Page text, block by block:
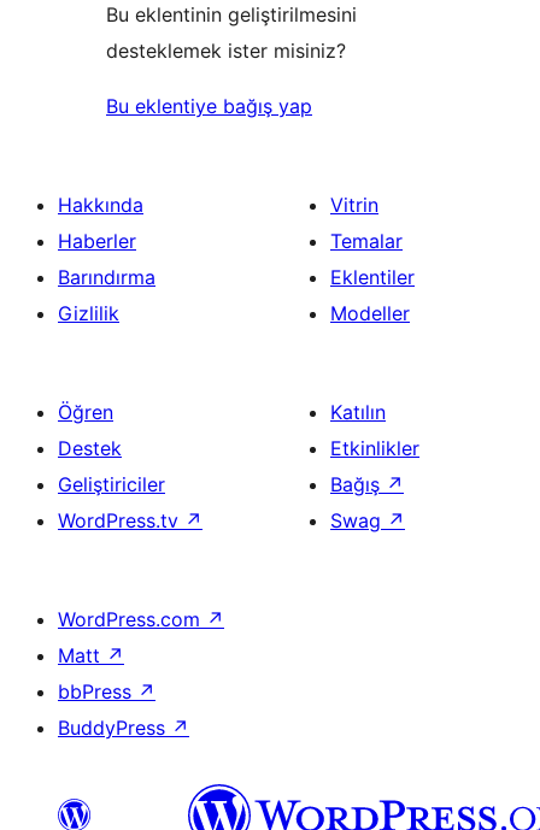
Bu eklentinin geliştirilmesini
desteklemek ister misiniz?
Bu eklentiye bağış yap
Hakkında
Haberler
Barındırma
Gizlilik
Vitrin
Temalar
Eklentiler
Modeller
Öğren
Destek
Geliştiriciler
WordPress.tv ↗
Katılın
Etkinlikler
Bağış ↗
Swag ↗
WordPress.com ↗
Matt ↗
bbPress ↗
BuddyPress ↗